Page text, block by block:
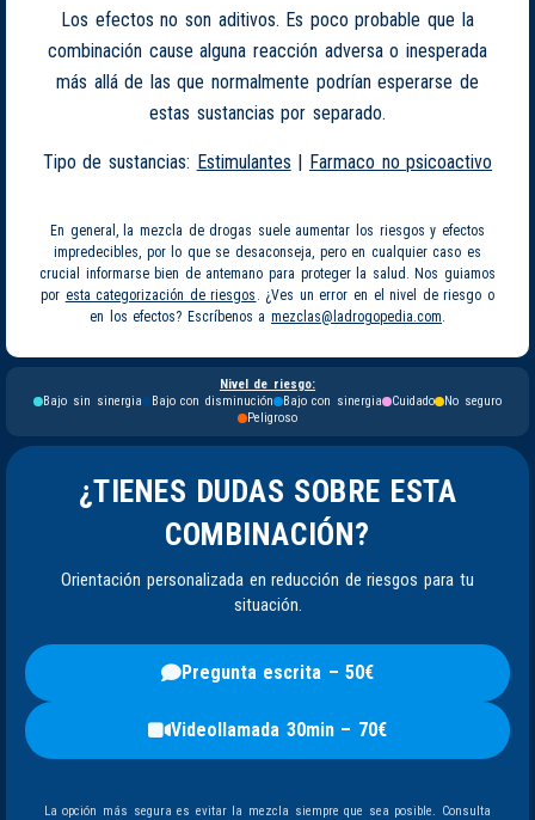
Los efectos no son aditivos. Es poco probable que la
combinación cause alguna reacción adversa o inesperada
más allá de las que normalmente podrían esperarse de
estas sustancias por separado.
Tipo de sustancias: Estimulantes | Farmaco no psicoactivo
En general, la mezcla de drogas suele aumentar los riesgos y efectos
impredecibles, por lo que se desaconseja, pero en cualquier caso es
crucial informarse bien de antemano para proteger la salud. Nos guiamos
por esta categorización de riesgos . ¿Ves un error en el nivel de riesgo o
en los efectos? Escríbenos a mezclas@ladrogopedia.com.
Nivel de riesgo:
Bajo sin sinergia
Bajo con disminución Bajo con sinergia Cuidado
No seguro
Peligroso
¿TIENES DUDAS SOBRE ESTA
COMBINACIÓN?
Orientación personalizada en reducción de riesgos para tu
situación.
Pregunta escrita – 50€
Videollamada 30min – 70€
La opción más segura es evitar la mezcla siempre que sea posible. Consulta